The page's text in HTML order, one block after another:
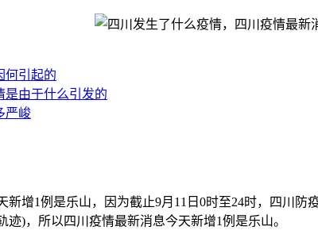
何引起的
是由于什么引发的
严峻
增1例是乐山，因为截止9月11日0时至24时，四川
)，所以四川疫情最新消息今天新增1例是乐山。